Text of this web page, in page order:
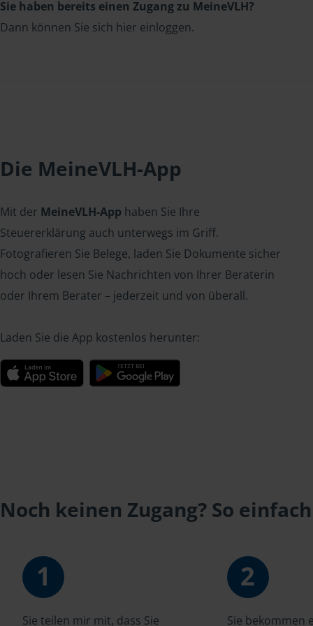
Sie haben bereits einen Zugang zu MeineVLH?
Dann können Sie sich hier einloggen.
Die MeineVLH-App
Mit der MeineVLH-App haben Sie Ihre
Steuererklärung auch unterwegs im Griff.
Fotografieren Sie Belege, laden Sie Dokumente sicher
hoch oder lesen Sie Nachrichten von Ihrer Beraterin
oder Ihrem Berater – jederzeit und von überall.
Laden Sie die App kostenlos herunter:
Noch keinen Zugang? So
1
Sie teilen mir mit, dass Sie
2
Sie bekommen